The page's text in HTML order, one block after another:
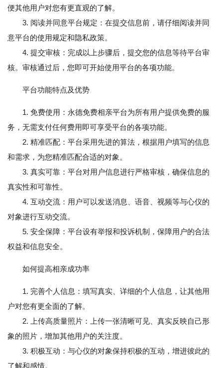
便其他用户对您有更直观的了解。
3. 阅读并同意平台规定：在提交信息前，请仔细阅读并同
意平台的使用规定和隐私政策。
4. 提交审核：完成以上步骤后，提交您的信息等待平台审
核。审核通过后，您即可开始使用平台的各项功能。
平台功能特点及优势
1. 免费使用：永德免费相亲平台为所有用户提供免费的服
务，无需支付任何费用即可享受平台的各项功能。
2. 精准匹配：平台采用先进的算法，根据用户填写的信息
和需求，为您精准匹配合适的对象。
3. 真实可靠：平台对用户信息进行严格审核，确保信息的
真实性和可靠性。
4. 互动交流：用户可以发送消息、语音、视频等与心仪的
对象进行互动交流。
5. 安全保障：平台设有举报和投诉机制，保障用户的合法
权益和信息安全。
如何提高相亲成功率
1. 完善个人信息：填写真实、详细的个人信息，让其他用
户对您有更全面的了解。
2. 上传高质量照片：上传一张清晰可见、真实反映自己形
象的照片，增加其他用户的关注度。
3. 积极互动：与心仪的对象保持积极的互动，增进彼此的
了解和感情。